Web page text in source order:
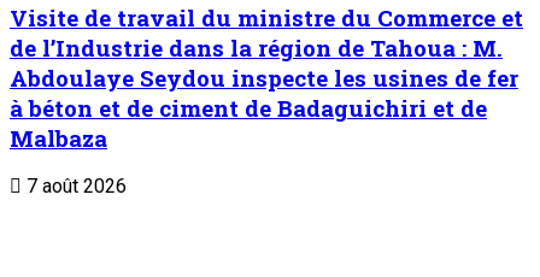
Visite de travail du ministre du Commerce et
de l’Industrie dans la région de Tahoua : M.
Abdoulaye Seydou inspecte les usines de fer
à béton et de ciment de Badaguichiri et de
Malbaza
7 août 2026